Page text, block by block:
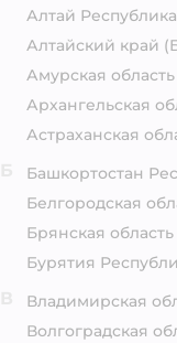
Алтай Республика
Алтайский край
Амурская область
Архангельская
Астраханская
Башкортостан
Белгородская
Брянская область
Бурятия
Владимирская
Волгоградская